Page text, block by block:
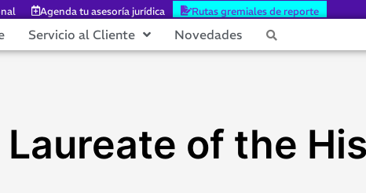
Agenda tu asesoría jurídica Rutas gremiales de reporte
Servicio al Cliente Novedades
of the